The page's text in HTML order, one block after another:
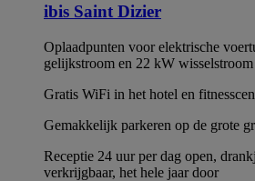
ibis Saint Dizier
Oplaadpunten voor elektrische
gelijkstroom en 22 kW wisselstroom
Gratis WiFi in het hotel en
Gemakkelijk parkeren op de grote
Receptie 24 uur per dag open,
verkrijgbaar, het hele jaar door